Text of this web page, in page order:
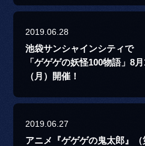
2019.06.28
池袋サンシャインシティで
「ゲゲゲの妖怪100物語」8
（月）開催！
2019.06.27
アニメ『ゲゲゲの鬼太郎』